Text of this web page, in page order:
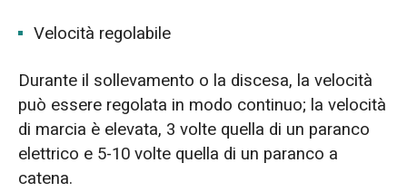
Velocità regolabile
Durante il sollevamento o la discesa, la velocità
può essere regolata in modo continuo; la velocità
di marcia è elevata, 3 volte quella di un paranco
elettrico e 5-10 volte quella di un paranco a
catena.